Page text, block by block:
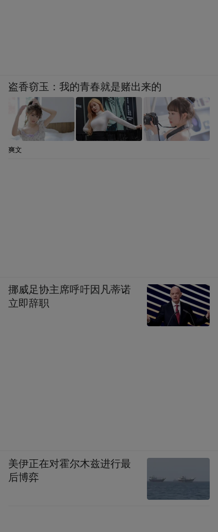
盗香窃玉：我的青春就是赌出来的
爽文
挪威足协主席呼吁因凡蒂诺
立即辞职
美伊正在对霍尔木兹进行最
后博弈